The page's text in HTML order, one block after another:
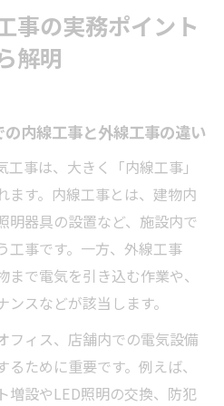
事の実務ポイント
解明
内線工事と外線工事の違い
事は、大きく「内線工事」
ます。内線工事とは、建物内
明器具の設置など、施設内で
工事です。一方、外線工事
で電気を引き込む作業や、
スなどが該当します。
フィス、店舗内での電気設備
ために重要です。例えば、
増設やLED照明の交換、防犯